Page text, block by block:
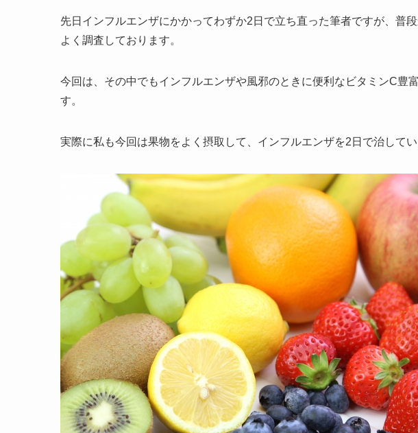
先日インフルエンザにかかってわずか2日で立ち直った筆者ですが、普
よく調査しております。
今回は、その中でもインフルエンザや風邪のときに便利なビタミンC豊
す。
実際に私も今回は果物をよく摂取して、インフルエンザを2日で治してい